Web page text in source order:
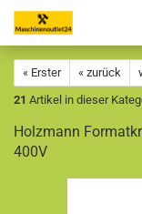
« Erster « zurück
21 Artikel in dieser
Holzmann
400V